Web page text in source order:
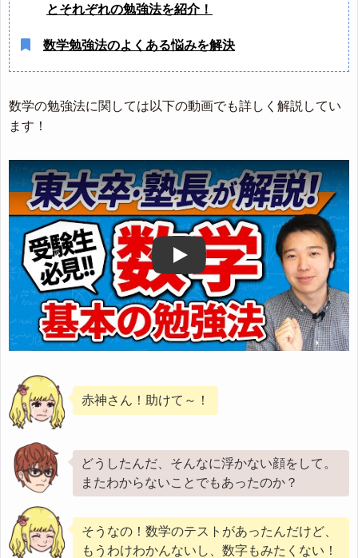
とそれぞれの勉強法を紹介！
数学勉強法のよくある悩みを解決
数学の勉強法に関しては以下の動画でも詳しく解説してい
ます！
Play
赤神さん！助けて～！
どうしたんだ、そんなに浮かない顔をして。
またわからないことでもあったのか？
そうなの！数学のテストがあったんだけど、
もうわけわかんないし、数字もみたくない！